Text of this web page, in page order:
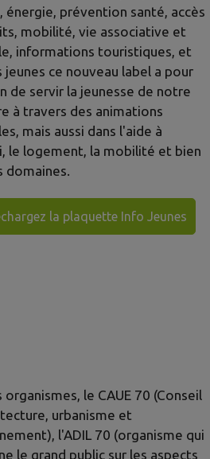
énergie, prévention santé, accès
mobilité, vie associative et
informations touristiques, et
jeunes ce nouveau label a pour
de servir la jeunesse de notre
à travers des animations
mais aussi dans l'aide à
le logement, la mobilité et bien
domaines.
la plaquette Info Jeunes
organismes, le CAUE 70 (Conseil
urbanisme et
l'ADIL 70 (organisme qui
le grand public sur les aspects